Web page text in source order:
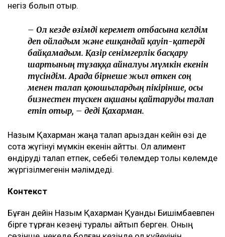
негіз болып отыр.
– Ол кезде өзімді керемет отбасына келдім
деп ойладым және ешқандай қауіп-қатерді
байқамадым. Қазір сенімгерлік басқару
шартының тұзаққа айналуы мүмкін екенін
түсіндім. Арада бірнеше жыл өткен соң
менен талап қоюшылардың пікірінше, осы
бизнестен түскен ақшаны қайтаруды талап
етіп отыр, – деді Қахарман.
Назым Қахарман жаңа талап арыздан кейін өзі де
сотқа жүгінуі мүмкін екенін айтты. Ол алимент
өндіруді талап етпек, себебі төлемдер толық көлемде
жүргізілмегенін мәлімдеді.
Контекст
Бұған дейін Назым Қахарман Қуандық Бишімбаевпен
бірге тұрған кезеңі туралы айтып берген. Оның